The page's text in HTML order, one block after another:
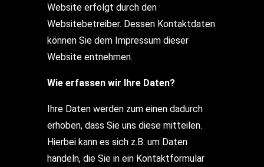
Website erfolgt durch den
Websitebetreiber. Dessen Kontaktdaten
können Sie dem Impressum dieser
Website entnehmen.
Wie erfassen wir Ihre Daten?
Ihre Daten werden zum einen dadurch
erhoben, dass Sie uns diese mitteilen.
Hierbei kann es sich z.B. um Daten
handeln, die Sie in ein Kontaktformular